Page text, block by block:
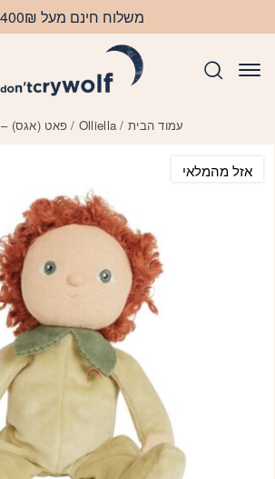
משלוח חינם מעל 400₪
עמוד הבית /
Olliella / פאט (אגס) – Olliella
אזל מהמלאי